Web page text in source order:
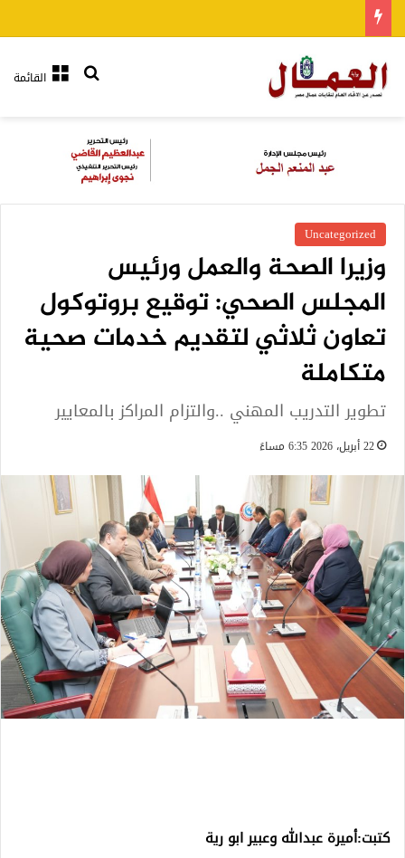
القائمةبحث عن
Uncategorized
وزيرا الصحة والعمل ورئيس
المجلس الصحي: توقيع بروتوكول
تعاون ثلاثي لتقديم خدمات صحية
متكاملة
تطوير التدريب المهني ..والتزام المراكز بالمعايير
22 أبريل، 2026 6:35 مساءً
كتبت:أميرة عبدالله وعبير ابو رية